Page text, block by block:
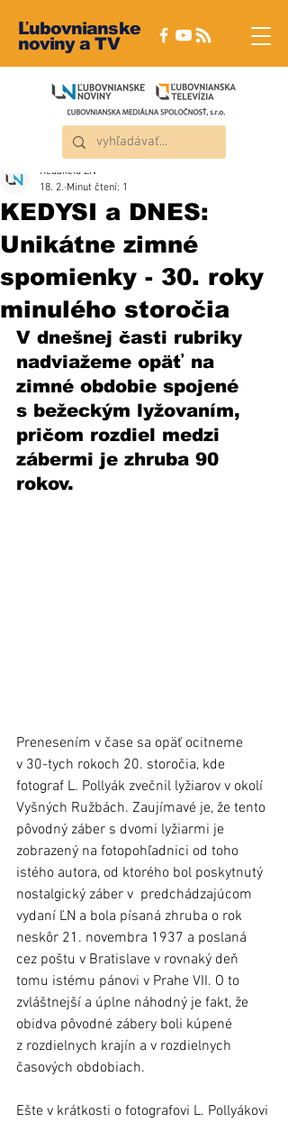
Ľubovnianske
noviny a TV
KEDYSI a DNES:
Unikátne zimné
spomienky - 30. roky
minulého storočia
Redakcia ĽN
18. 2. Minut čtení: 1
V dnešnej časti rubriky
nadviažeme opäť na
zimné obdobie spojené
s bežeckým lyžovaním,
pričom rozdiel medzi
zábermi je zhruba 90
rokov.
Prenesením v čase sa opäť ocitneme
v 30-tych rokoch 20. storočia, kde
fotograf L. Pollyák zvečnil lyžiarov v okolí
Vyšných Ružbách. Zaujímavé je, že tento
pôvodný záber s dvomi lyžiarmi je
zobrazený na fotopohľadnici od toho
istého autora, od ktorého bol poskytnutý
nostalgický záber v  predchádzajúcom
vydaní ĽN a bola písaná zhruba o rok
neskôr 21. novembra 1937 a poslaná
cez poštu v Bratislave v rovnaký deň
tomu istému pánovi v Prahe VII. O to
zvláštnejší a úplne náhodný je fakt, že
obidva pôvodné zábery boli kúpené
z rozdielnych krajín a v rozdielnych
časových obdobiach.
Ešte v krátkosti o fotografovi L. Pollyákovi